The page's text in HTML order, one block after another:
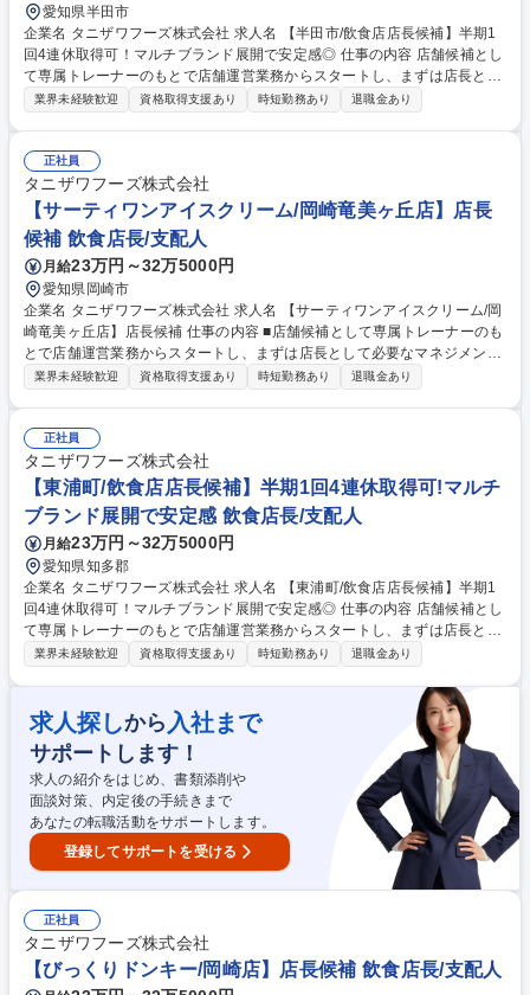
愛知県半田市
企業名 タニザワフーズ株式会社 求人名 【半田市/飲食店店長候補】半期1
回4連休取得可！マルチブランド展開で安定感◎ 仕事の内容 店舗候補とし
て専属トレーナーのもとで店舗運営業務からスタートし、まずは店長とし
て必要なマネジメントを学び、キャリアを目指して頂きます。入社2年を
などのキャリアパスが用意されています。 ★順調に店舗拡大が進んでおり
増員採用となります。★ 【教育研修】未経験の方でも安心して働き始めら
れるようブランドごとにマニュアルやタブレット端末を使用した動画を併
用したトレーニングが受けれます。 募集職種 【半田市/飲食店店長候補】
半期1回4連休取得可！マルチブランド展開で安定感◎
業界未経験歓迎 資格取得支援あり 時短勤務あり 退職金あり
正社員
タニザワフーズ株式会社
【サーティワンアイスクリーム/岡崎竜美ヶ丘店】店長
候補 飲食店長/支配人
月給23万円～32万5000円
愛知県岡崎市
企業名 タニザワフーズ株式会社 求人名 【サーティワンアイスクリーム/岡
崎竜美ヶ丘店】店長候補 仕事の内容 ■店舗候補として専属トレーナーのも
とで店舗運営業務からスタートし、まずは店長として必要なマネジメント
を学び、キャリアを目指して頂きます。入社2年を目途に店長登用される
用意されています。 ★順調に店舗拡大が進んでおり増員採用となります。
★ 【教育研修】未経験の方でも安心して働き始められるようブランドごと
にマニュアルやタブレット端末を使用した動画を併用したトレーニングが
受けれます。 募集職種 【サーティワンアイスクリーム/岡崎竜美ヶ丘店】
店長候補
業界未経験歓迎 資格取得支援あり 時短勤務あり 退職金あり
正社員
タニザワフーズ株式会社
【東浦町/飲食店店長候補】半期1回4連休取得可!マルチ
ブランド展開で安定感 飲食店長/支配人
月給23万円～32万5000円
愛知県知多郡
企業名 タニザワフーズ株式会社 求人名 【東浦町/飲食店店長候補】半期1
回4連休取得可！マルチブランド展開で安定感◎ 仕事の内容 店舗候補とし
て専属トレーナーのもとで店舗運営業務からスタートし、まずは店長とし
て必要なマネジメントを学び、キャリアを目指して頂きます。★入社2年
舗管理責任者）やユニットマネジャー・エリアマネージャー・店舗開発業
務などのキャリアパスが用意されています。 ★順調に店舗拡大が進んでお
り増員採用となります。★ 【教育研修】未経験の方でも安心して働き始め
られるようブランドごとにマニュアルやタブレット端末を使用した動画を
併用したトレーニングが受けれます。 募集職種 【東浦町/飲食店店長候
補】半期1回4連休取得可！マルチブランド展開で安定感◎
業界未経験歓迎 資格取得支援あり 時短勤務あり 退職金あり
求人探しから 入社まで
サポートします！
求人の紹介をはじめ、書類添削や
面談対策、内定後の手続きまで
あなたの転職活動をサポートします。
登録してサポートを受ける
正社員
タニザワフーズ株式会社
【びっくりドンキー/岡崎店】店長候補 飲食店長/支配人